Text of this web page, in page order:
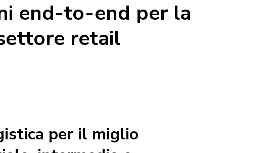
end-to-end per la
retail
per il miglio